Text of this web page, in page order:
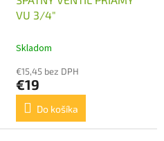
VU 3/4"
Skladom
€15,45 bez DPH
€19
Do košíka